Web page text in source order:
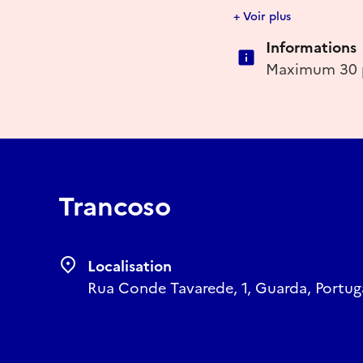
muséalisation de la
de l’Ouest. Notre
artistique de Trancoso.
+ Voir plus
Informations
Maximum 30
Trancoso
Localisation
Rua Conde Tavarede, 1, Guarda,